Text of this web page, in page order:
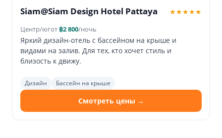
Siam@Siam Design Hotel Pattaya ★★★★★
Центр/югот ฿2 800/ночь
Яркий дизайн-отель с бассейном на крыше и
видами на залив. Для тех, кто хочет стиль и
близость к движу.
Дизайн Бассейн на крыше
Смотреть цены →